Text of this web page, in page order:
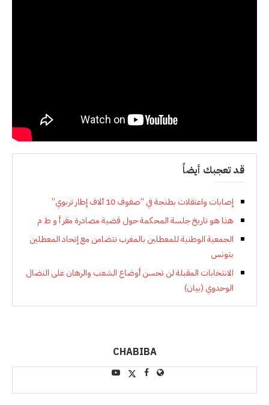
قد تعجبك أيضاً
إصابات واعتقلات بطنجة في “صفوف 10 آلاف إطار تربوي”
هذا هو تاريخ جلسة المحكمة حول قضية مصادرة مقر أ و ط م
الجمعية الوطنية للمعطلين بالمغرب تتضامن مع إتحاد المعطلين
بتونس
الانتخابات المقبلة لن تحسن أوضاع الشعب والرهان على النضال
الوحدوي (بيان)
CHABIBA